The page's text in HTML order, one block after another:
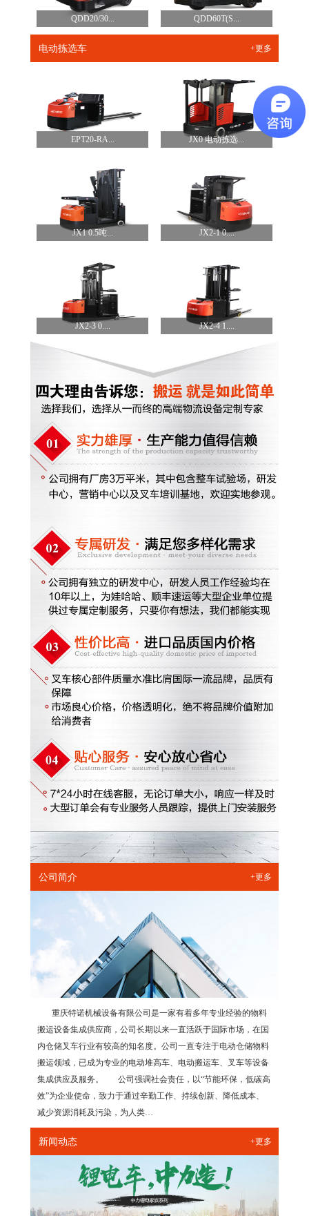
QDD20/30... QDD60T(S...
电动拣选车 +更多
EPT20-RA... JX0 电动拣选...
JX1 0.5吨... JX2-1 0....
JX2-3 0.... JX2-4 1....
公司简介 +更多
重庆特诺机械设备有限公司是一家有着多年专业经验的物料
搬运设备集成供应商，公司长期以来一直活跃于国际市场，在国
内仓储叉车行业有较高的知名度。公司一直专注于电动仓储物料
搬运领域，已成为专业的电动堆高车、电动搬运车、叉车等设备
集成供应及服务。 公司强调社会责任，以“节能环保，低碳高
效”为企业使命，致力于通过辛勤工作、持续创新、降低成本、
减少资源消耗及污染，为人类…
新闻动态 +更多